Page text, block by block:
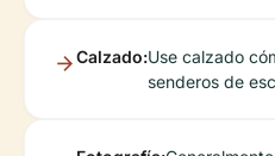
Calzado:Use calzado
senderos de